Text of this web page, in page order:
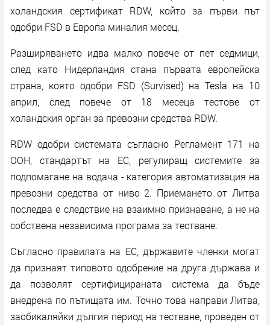
холандския сертификат RDW, който за първи път
одобри FSD в Европа миналия месец.
Разширяването идва малко повече от пет седмици,
след като Нидерландия стана първата европейска
страна, която одобри FSD (Survised) на Tesla на 10
април, след повече от 18 месеца тестове от
холандския орган за превозни средства RDW.
RDW одобри системата съгласно Регламент 171 на
ООН, стандартът на ЕС, регулиращ системите за
подпомагане на водача - категория автоматизация на
превозни средства от ниво 2. Приемането от Литва
последва е следствие на взаимно признаване, а не на
собствена независима програма за тестване.
Съгласно правилата на ЕС, държавите членки могат
да признаят типовото одобрение на друга държава и
да позволят сертифицираната система да бъде
внедрена по пътищата им. Точно това направи Литва,
заобикаляйки дългия период на тестване, проведен от